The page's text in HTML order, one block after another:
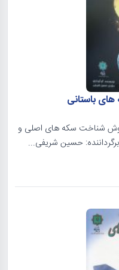
باستانی
شناخت سکه های اصلی و
حسین شریفی...